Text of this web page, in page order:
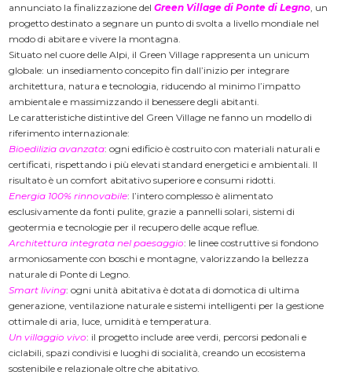
annunciato la finalizzazione delGreen Village di Ponte di Legno , un
progetto destinato a segnare un punto di svolta a livello mondiale nel
modo di abitare e vivere la montagna.
Situato nel cuore delle Alpi, il Green Village rappresenta un unicum
globale: un insediamento concepito fin dall’inizio per integrare
architettura, natura e tecnologia, riducendo al minimo l’impatto
ambientale e massimizzando il benessere degli abitanti.
Le caratteristiche distintive del Green Village ne fanno un modello di
riferimento internazionale:
Bioedilizia avanzata: ogni edificio è costruito con materiali naturali e
certificati, rispettando i più elevati standard energetici e ambientali. Il
risultato è un comfort abitativo superiore e consumi ridotti.
Energia 100% rinnovabile: l’intero complesso è alimentato
esclusivamente da fonti pulite, grazie a pannelli solari, sistemi di
geotermia e tecnologie per il recupero delle acque reflue.
Architettura integrata nel paesaggio: le linee costruttive si fondono
armoniosamente con boschi e montagne, valorizzando la bellezza
naturale di Ponte di Legno.
Smart living: ogni unità abitativa è dotata di domotica di ultima
generazione, ventilazione naturale e sistemi intelligenti per la gestione
ottimale di aria, luce, umidità e temperatura.
Un villaggio vivo: il progetto include aree verdi, percorsi pedonali e
ciclabili, spazi condivisi e luoghi di socialità, creando un ecosistema
sostenibile e relazionale oltre che abitativo.